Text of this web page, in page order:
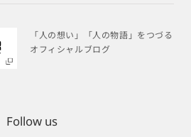
「人の想い」「人の物語」をつづる
オフィシャルブログ
Follow us